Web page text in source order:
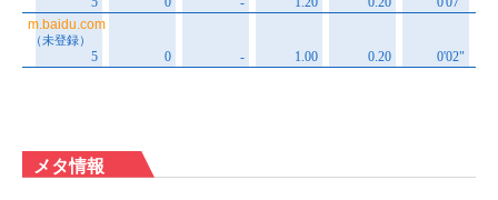
メタ情報